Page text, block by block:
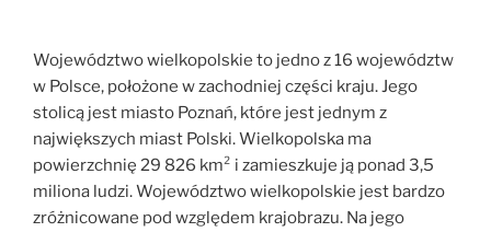
Województwo wielkopolskie to jedno z 16 województw
w Polsce, położone w zachodniej części kraju. Jego
stolicą jest miasto Poznań, które jest jednym z
największych miast Polski. Wielkopolska ma
powierzchnię 29 826 km² i zamieszkuje ją ponad 3,5
miliona ludzi. Województwo wielkopolskie jest bardzo
zróżnicowane pod względem krajobrazu. Na jego